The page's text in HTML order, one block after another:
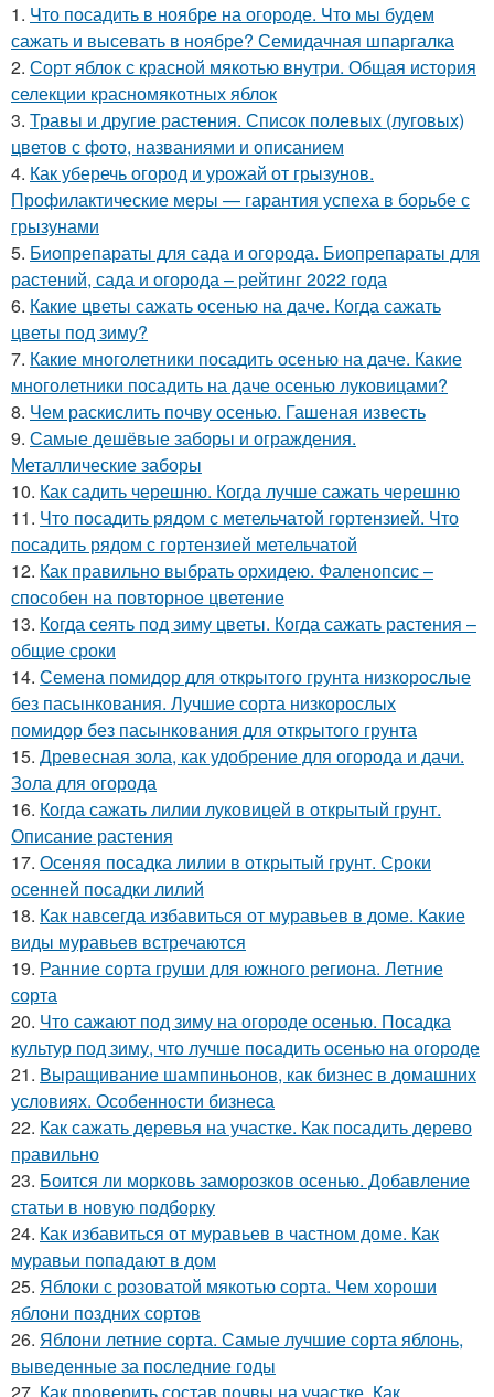
1. Что посадить в ноябре на огороде. Что мы будем
сажать и высевать в ноябре? Семидачная шпаргалка
2. Сорт яблок с красной мякотью внутри. Общая история
селекции красномякотных яблок
3. Травы и другие растения. Список полевых (луговых)
цветов с фото, названиями и описанием
4. Как уберечь огород и урожай от грызунов.
Профилактические меры — гарантия успеха в борьбе с
грызунами
5. Биопрепараты для сада и огорода. Биопрепараты для
растений, сада и огорода – рейтинг 2022 года
6. Какие цветы сажать осенью на даче. Когда сажать
цветы под зиму?
7. Какие многолетники посадить осенью на даче. Какие
многолетники посадить на даче осенью луковицами?
8. Чем раскислить почву осенью. Гашеная известь
9. Самые дешёвые заборы и ограждения.
Металлические заборы
10. Как садить черешню. Когда лучше сажать черешню
11. Что посадить рядом с метельчатой гортензией. Что
посадить рядом с гортензией метельчатой
12. Как правильно выбрать орхидею. Фаленопсис –
способен на повторное цветение
13. Когда сеять под зиму цветы. Когда сажать растения –
общие сроки
14. Семена помидор для открытого грунта низкорослые
без пасынкования. Лучшие сорта низкорослых
помидор без пасынкования для открытого грунта
15. Древесная зола, как удобрение для огорода и дачи.
Зола для огорода
16. Когда сажать лилии луковицей в открытый грунт.
Описание растения
17. Осеняя посадка лилии в открытый грунт. Сроки
осенней посадки лилий
18. Как навсегда избавиться от муравьев в доме. Какие
виды муравьев встречаются
19. Ранние сорта груши для южного региона. Летние
сорта
20. Что сажают под зиму на огороде осенью. Посадка
культур под зиму, что лучше посадить осенью на огороде
21. Выращивание шампиньонов, как бизнес в домашних
условиях. Особенности бизнеса
22. Как сажать деревья на участке. Как посадить дерево
правильно
23. Боится ли морковь заморозков осенью. Добавление
статьи в новую подборку
24. Как избавиться от муравьев в частном доме. Как
муравьи попадают в дом
25. Яблоки с розоватой мякотью сорта. Чем хороши
яблони поздних сортов
26. Яблони летние сорта. Самые лучшие сорта яблонь,
выведенные за последние годы